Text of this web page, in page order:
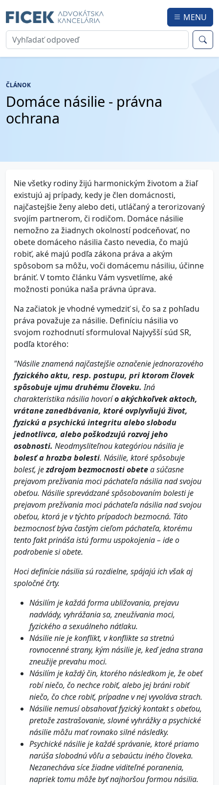
MENU
ČLÁNOK
Domáce násilie - právna
ochrana
Nie všetky rodiny žijú harmonickým životom a žiaľ
existujú aj prípady, kedy je člen domácnosti,
najčastejšie ženy alebo deti, utláčaný a terorizovaný
svojím partnerom, či rodičom. Domáce násilie
nemožno za žiadnych okolností podceňovať, no
obete domáceho násilia často nevedia, čo majú
robiť, aké majú podľa zákona práva a akým
spôsobom sa môžu, voči domácemu násiliu, účinne
brániť. V tomto článku Vám vysvetlíme, aké
možnosti ponúka naša právna úprava.
Na začiatok je vhodné vymedziť si, čo sa z pohľadu
práva považuje za násilie. Definíciu násilia vo
svojom rozhodnutí sformuloval Najvyšší súd SR,
podľa ktorého:
"Násilie znamená najčastejšie označenie jednorazového
fyzického aktu, resp. postupu, pri ktorom človek
spôsobuje ujmu druhému človeku. Iná
charakteristika násilia hovorío akýchkoľvek aktoch,
vrátane zanedbávania, ktoré ovplyvňujú život,
fyzickú a psychickú integritu alebo slobodu
jednotlivca, alebo poškodzujú rozvoj jeho
osobnosti. Neodmysliteľnou kategóriou násilia je
bolesť a hrozba bolesti. Násilie, ktoré spôsobuje
bolesť, jezdrojom bezmocnosti obetea súčasne
prejavom prežívania moci páchateľa násilia nad svojou
obeťou. Násilie sprevádzané spôsobovaním bolesti je
prejavom prežívania moci páchateľa násilia nad svojou
obeťou, ktorá je v týchto prípadoch bezmocná. Táto
bezmocnosť býva častým cieľom páchateľa, ktorému
tento fakt prináša istú formu uspokojenia – ide o
podrobenie si obete.
Hoci definície násilia sú rozdielne, spájajú ich však aj
spoločné črty.
Násilím je každá forma ubližovania, prejavu
nadvlády, vyhrážania sa, zneužívania moci,
fyzického a sexuálneho nátlaku.
Násilie nie je konflikt, v konflikte sa stretnú
rovnocenné strany, kým násilie je, keď jedna strana
zneužije prevahu moci.
Násilím je každý čin, ktorého následkom je, že obeť
robí niečo, čo nechce robiť, alebo jej bráni robiť
niečo, čo chce robiť, prípadne v nej vyvoláva strach.
Násilie nemusí obsahovať fyzický kontakt s obeťou,
pretože zastrašovanie, slovné vyhrážky a psychické
násilie môžu mať rovnako silné následky.
Psychické násilie je každé správanie, ktoré priamo
narúša slobodnú vôľu a sebaúctu iného človeka.
Nezanecháva síce žiadne viditeľné poranenia,
napriek tomu môže byť najhoršou formou násilia.